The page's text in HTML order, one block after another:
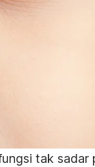
tak sadar